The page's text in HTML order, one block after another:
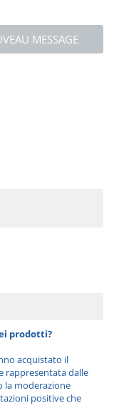
MESSAGE
prodotti?
acquistato il
rappresentata dalle
la moderazione
positive che